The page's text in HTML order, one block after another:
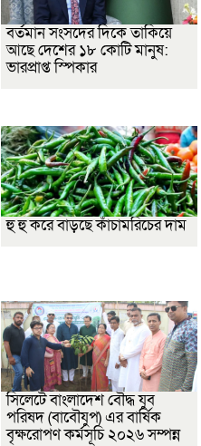
বর্তমান সংসদের দিকে তাকিয়ে
আছে দেশের ১৮ কোটি মানুষ:
ভারপ্রাপ্ত স্পিকার
হু হু করে বাড়ছে কাঁচামরিচের দাম
সিলেটে বাংলাদেশ বৌদ্ধ যুব
পরিষদ (বাবৌযুপ) এর বার্ষিক
বৃক্ষরোপণ কর্মসূচি ২০২৬ সম্পন্ন